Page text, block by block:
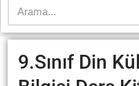
9.Sınıf Din